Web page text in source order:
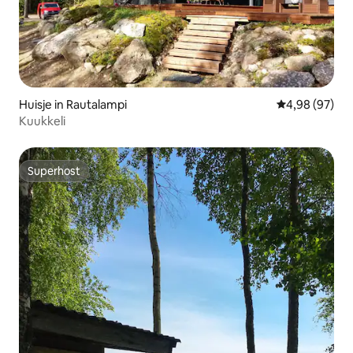
Huisje in Rautalampi Gemiddelde
4,98 (97)
Kuukkeli
Superhost
Superhost